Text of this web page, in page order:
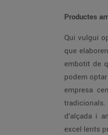
Productes
Qui vulgui
que
embotit de
podem
empresa
tradicionals.
d’alçada i
excel·lents